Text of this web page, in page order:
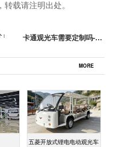
，转载请注明出处。
卡通观光车需要定制吗-观
MORE
五菱开放式锂电电动观光车